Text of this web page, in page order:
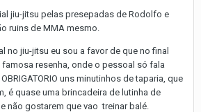
jiu-jitsu pelas presepadas de Rodolfo e
ruins de MMA mesmo.
no jiu-jitsu eu sou a favor de que no final
resenha, onde o pessoal só fala
uns minutinhos de taparia, que
é quase uma brincadeira de lutinha de
não gostarem que vao treinar balé.